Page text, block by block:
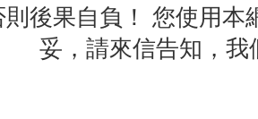
則後果自負！ 您使用
妥，請來信告知，我